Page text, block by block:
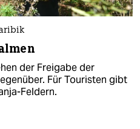
der Freigabe der
Für Touristen gibt
Feldern.